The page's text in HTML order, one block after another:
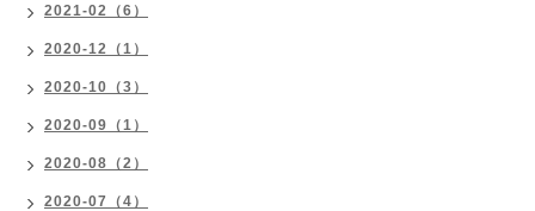
2021-02（6）
2020-12（1）
2020-10（3）
2020-09（1）
2020-08（2）
2020-07（4）